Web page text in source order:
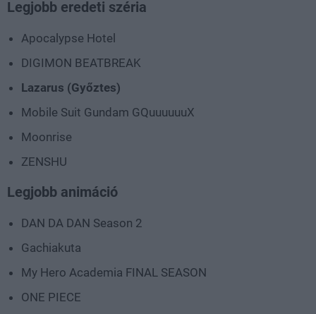
Legjobb eredeti széria
Apocalypse Hotel
DIGIMON BEATBREAK
Lazarus (Győztes)
Mobile Suit Gundam GQuuuuuuX
Moonrise
ZENSHU
Legjobb animáció
DAN DA DAN Season 2
Gachiakuta
My Hero Academia FINAL SEASON
ONE PIECE